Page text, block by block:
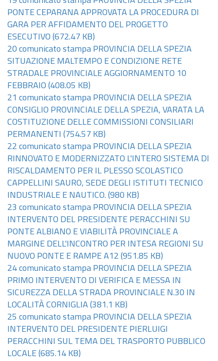
PONTE CEPARANA APPROVATA LA PROCEDURA DI
GARA PER AFFIDAMENTO DEL PROGETTO
ESECUTIVO (672.47 KB)
20 comunicato stampa PROVINCIA DELLA SPEZIA
SITUAZIONE MALTEMPO E CONDIZIONE RETE
STRADALE PROVINCIALE AGGIORNAMENTO 10
FEBBRAIO (408.05 KB)
21 comunicato stampa PROVINCIA DELLA SPEZIA
CONSIGLIO PROVINCIALE DELLA SPEZIA, VARATA LA
COSTITUZIONE DELLE COMMISSIONI CONSILIARI
PERMANENTI (754.57 KB)
22 comunicato stampa PROVINCIA DELLA SPEZIA
RINNOVATO E MODERNIZZATO L'INTERO SISTEMA DI
RISCALDAMENTO PER IL PLESSO SCOLASTICO
CAPPELLINI SAURO, SEDE DEGLI ISTITUTI TECNICO
INDUSTRIALE E NAUTICO. (980 KB)
23 comunicato stampa PROVINCIA DELLA SPEZIA
INTERVENTO DEL PRESIDENTE PERACCHINI SU
PONTE ALBIANO E VIABILITÀ PROVINCIALE A
MARGINE DELL'INCONTRO PER INTESA REGIONI SU
NUOVO PONTE E RAMPE A12 (951.85 KB)
24 comunicato stampa PROVINCIA DELLA SPEZIA
PRIMO INTERVENTO DI VERIFICA E MESSA IN
SICUREZZA DELLA STRADA PROVINCIALE N.30 IN
LOCALITÀ CORNIGLIA (381.1 KB)
25 comunicato stampa PROVINCIA DELLA SPEZIA
INTERVENTO DEL PRESIDENTE PIERLUIGI
PERACCHINI SUL TEMA DEL TRASPORTO PUBBLICO
LOCALE (685.14 KB)